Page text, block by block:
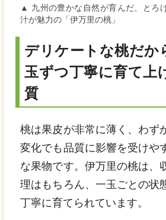
▲ 九州の豊かな自然が育んだ、とろ
汁が魅力の「伊万里の桃」
デリケートな桃だか
玉ずつ丁寧に育て上
質
桃は果皮が非常に薄く、わず
変化でも品質に影響を受けや
な果物です。伊万里の桃は、
理はもちろん、一玉ごとの状
丁寧に育てられています。